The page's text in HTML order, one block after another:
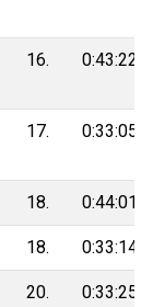
16. 0:43:22
17. 0:33:05
18. 0:44:01
18. 0:33:14
20. 0:33:25